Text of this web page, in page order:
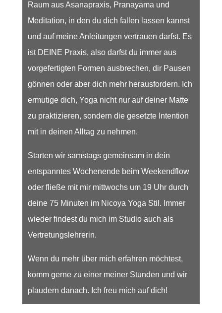
Raum aus Asanapraxis, Pranayama und
Meditation, in den du dich fallen lassen kannst
und auf meine Anleitungen vertrauen darfst. Es
ist DEINE Praxis, also darfst du immer aus
vorgefertigten Formen ausbrechen, dir Pausen
gönnen oder aber dich mehr herausfordern. Ich
ermutige dich, Yoga nicht nur auf deiner Matte
zu praktizieren, sondern die gesetzte Intention
mit in deinen Alltag zu nehmen.
Starten wir samstags gemeinsam in dein
entspanntes Wochenende beim Weekendflow
oder fließe mit mir mittwochs um 19 Uhr durch
deine 75 Minuten im Nicoya Yoga Stil. Immer
wieder findest du mich im Studio auch als
Vertretungslehrerin.
Wenn du mehr über mich erfahren möchtest,
komm gerne zu einer meiner Stunden und wir
plaudern danach. Ich freu mich auf dich!